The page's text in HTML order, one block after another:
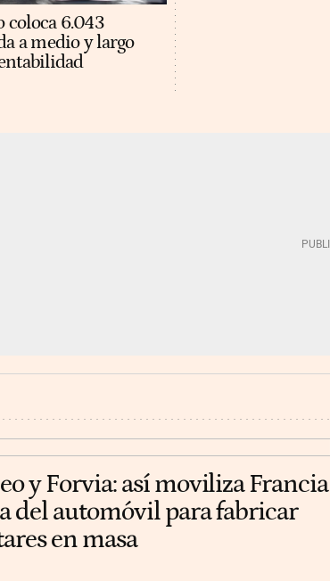
coloca 6.043
a medio y largo
y Forvia: así moviliza Francia
del automóvil para fabricar
en masa